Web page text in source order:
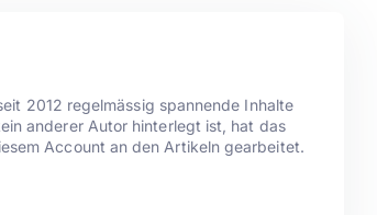
2012 regelmässig spannende Inhalte
anderer Autor hinterlegt ist, hat das
Account an den Artikeln gearbeitet.